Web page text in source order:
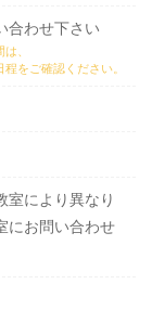
合わせ下さい
、
程をご確認ください。
により異なり
にお問い合わせ